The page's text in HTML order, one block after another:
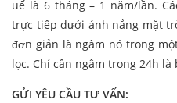
uế là 6 tháng – 1 năm/lần.
trực tiếp dưới ánh nắng mặt
đơn giản là ngâm nó trong
lọc. Chỉ cần ngâm trong 24h
GỬI YÊU CẦU TƯ VẤN: